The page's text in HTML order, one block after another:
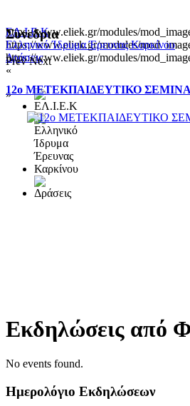
https://www.eliek.gr/modules/
https://www.eliek.gr/modules/
https://www.eliek.gr/modules/
ΕΛ.Ι.Ε.Κ
Ελληνικό Ίδρυμα Έρευνας Καρκίνου
Δράσεις
«
»
Συνεδρια
Prev Next
12ο ΜΕΤΕΚΠΑΙΔΕΥΤΙΚΟ
Εκδηλώσεις από
No events found.
Ημερολόγιο Εκδηλώσεων